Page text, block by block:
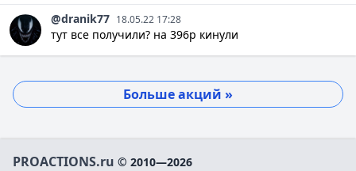
@dranik77 18.05.22 17:28
тут все получили? на 396р кинули
Больше акций »
PROACTIONS.ru © 2010—2026